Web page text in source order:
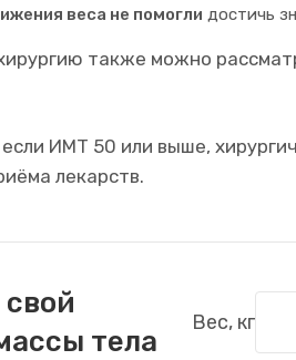
веса не помогли достичь
также можно
если ИМТ 50 или выше,
лекарств.
тела
Вес, кг